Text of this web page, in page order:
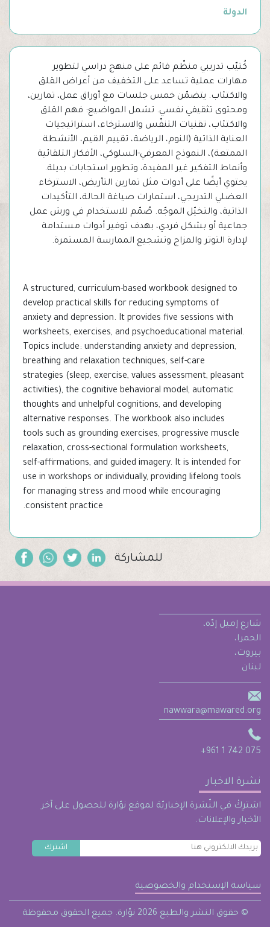
الدولة
كُتيّب تدريبي منظّم قائم على منهج دراسي لتطوير
مهارات عملية تساعد على التخفيف من أعراض القلق
والاكتئاب. يتضمّن خمس جلسات مع أوراق عمل، تمارين،
ومحتوى تثقيفي نفسي. تشمل المواضيع: فهم القلق
والاكتئاب، تقنيات التنفّس والاسترخاء، استراتيجيات
العناية الذاتية (النوم، الرياضة، تقييم القيم، الأنشطة
الممتعة)، النموذج المعرفي-السلوكي، الأفكار التلقائية
وأنماط التفكير غير المفيدة، وتطوير استجابات بديلة.
يحتوي أيضًا على أدوات مثل تمارين التأريض، الاسترخاء
العضلي التدريجي، استمارات صياغة الحالة، التأكيدات
الذاتية، والتخيّل الموجّه. صُمّم للاستخدام في ورش عمل
جماعية أو بشكل فردي، بهدف توفير أدوات مستدامة
لإدارة التوتر والمزاج وتشجيع الممارسة المستمرة.
A structured, curriculum-based workbook designed to
develop practical skills for reducing symptoms of
anxiety and depression. It provides five sessions with
worksheets, exercises, and psychoeducational material.
Topics include: understanding anxiety and depression,
breathing and relaxation techniques, self-care
strategies (sleep, exercise, values assessment, pleasant
activities), the cognitive behavioral model, automatic
thoughts and unhelpful cognitions, and developing
alternative responses. The workbook also includes
tools such as grounding exercises, progressive muscle
relaxation, cross-sectional formulation worksheets,
self-affirmations, and guided imagery. It is intended for
use in workshops or individually, providing lifelong tools
for managing stress and mood while encouraging
consistent practice.
للمشاركة
شارع إميل إدّه،
الحمرا،
بيروت،
لبنان
nawwara@mawared.org
+961 1 742 075
نشرة الاخبار
اشترِكْ في النّشرة الإخباريّة لموقع نوّارة للحصول على آخر
الأخبار والإعلانات.
سياسة الإستخدام والخصوصية
حقوق النشر والطبع 2026 نوّارة. جميع الحقوق محفوظة ©